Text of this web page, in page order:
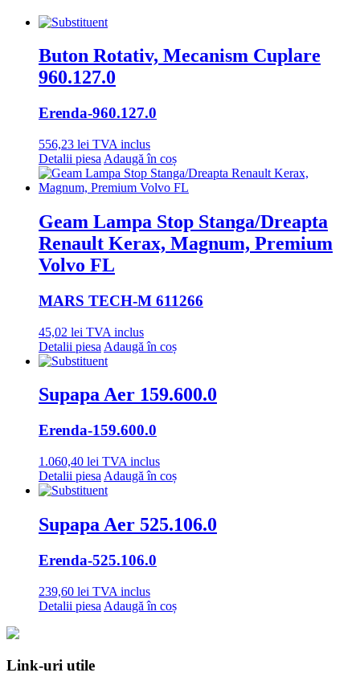
Buton Rotativ, Mecanism Cuplare
960.127.0
Erenda-960.127.0
556,23 lei TVA inclus
Detalii piesa Adaugă în coș
Geam Lampa Stop Stanga/Dreapta
Renault Kerax, Magnum, Premium
Volvo FL
MARS TECH-M 611266
45,02 lei TVA inclus
Detalii piesa Adaugă în coș
Supapa Aer 159.600.0
Erenda-159.600.0
1.060,40 lei TVA inclus
Detalii piesa Adaugă în coș
Supapa Aer 525.106.0
Erenda-525.106.0
239,60 lei TVA inclus
Detalii piesa Adaugă în coș
Link-uri utile